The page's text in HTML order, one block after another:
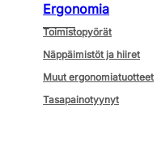
Ergonomia
Toimistopyörät
Näppäimistöt ja hiiret
Muut ergonomiatuotteet
Tasapainotyynyt